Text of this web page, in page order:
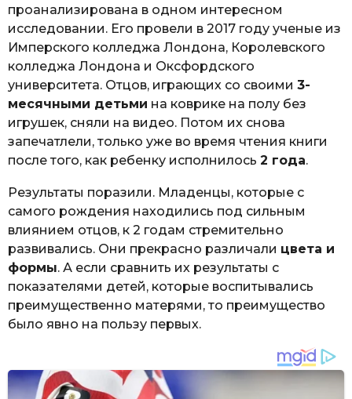
проанализирована в одном интересном
исследовании. Его провели в 2017 году ученые из
Имперского колледжа Лондона, Королевского
колледжа Лондона и Оксфордского
университета. Отцов, играющих со своими 3-
месячными детьми на коврике на полу без
игрушек, сняли на видео. Потом их снова
запечатлели, только уже во время чтения книги
после того, как ребенку исполнилось 2 года.
Результаты поразили. Младенцы, которые с
самого рождения находились под сильным
влиянием отцов, к 2 годам стремительно
развивались. Они прекрасно различали цвета и
формы. А если сравнить их результаты с
показателями детей, которые воспитывались
преимущественно матерями, то преимущество
было явно на пользу первых.